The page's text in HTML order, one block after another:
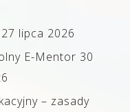
27 lipca 2026
E-Mentor 30
– zasady